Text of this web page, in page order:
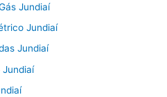
Jundiaí
Jundiaí
Jundiaí